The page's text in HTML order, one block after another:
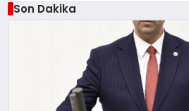
Son Dakika